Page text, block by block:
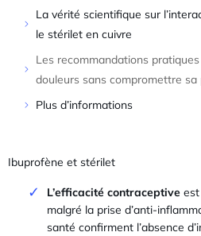
La vérité scientifique sur
le stérilet en cuivre
Les recommandations
douleurs sans compromettre sa
Plus d’informations
Ibuprofène et stérilet
L’efficacité contraceptive
malgré la prise d’anti-
santé confirment l’absence